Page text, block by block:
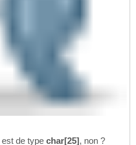
est de type char[25], non ?